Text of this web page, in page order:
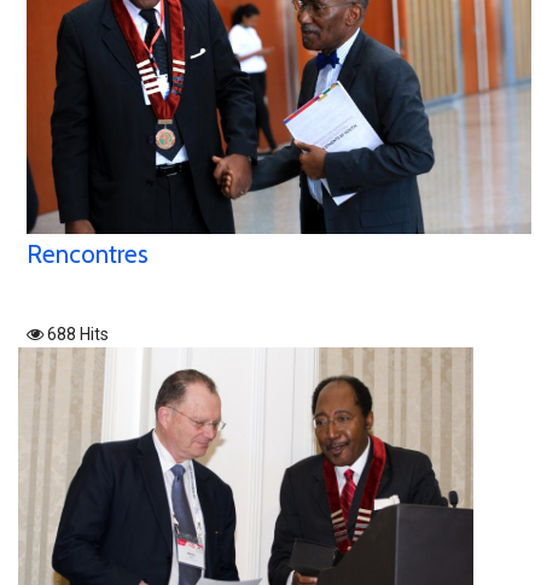
Rencontres
688 Hits